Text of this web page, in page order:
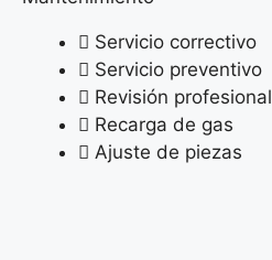
Servicio correctivo
Servicio preventivo
Revisión profesional
Recarga de gas
Ajuste de piezas